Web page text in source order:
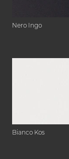
Nero Ingo
Bianco Kos